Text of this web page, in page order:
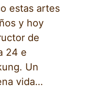
estas artes
y hoy
de
24 e
Un
vida…